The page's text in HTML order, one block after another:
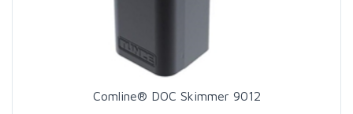
Comline® DOC Skimmer 9012